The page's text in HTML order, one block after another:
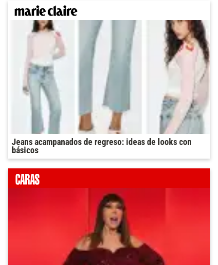
Jeans acampanados de regreso: ideas de looks con
básicos